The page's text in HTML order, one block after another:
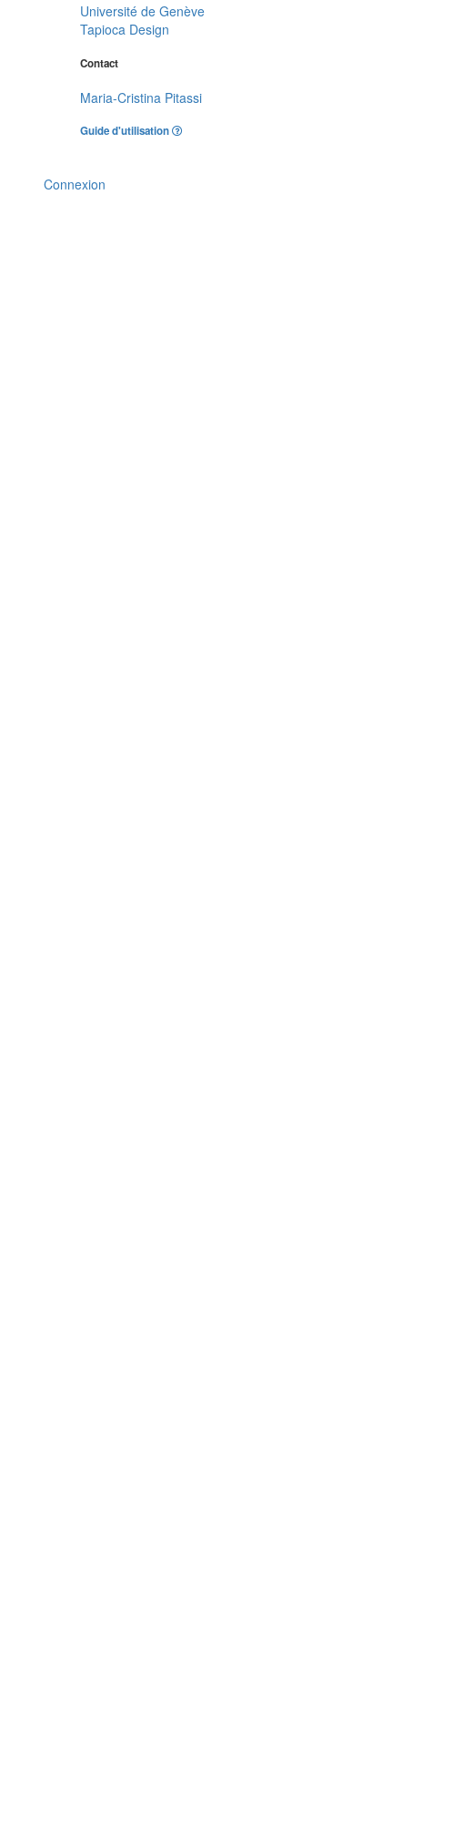
Université de Genève
Tapioca Design
Contact
Maria-Cristina Pitassi
Guide d'utilisation
Connexion